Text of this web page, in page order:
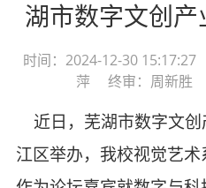
湖市数字文创
时间：2024-12-30
萍 终审：周新胜
近日 ，芜湖市数字文
江区举办，我校视觉艺术